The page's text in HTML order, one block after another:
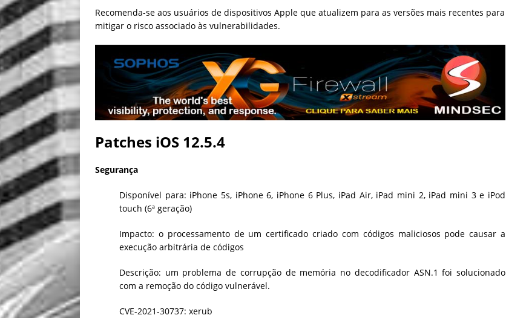
Recomenda-se aos usuários de dispositivos Apple que atualizem para as versões mais recentes para
mitigar o risco associado às vulnerabilidades.
Patches iOS 12.5.4
Segurança
Disponível para: iPhone 5s, iPhone 6, iPhone 6 Plus, iPad Air, iPad mini 2, iPad mini 3 e iPod
touch (6ª geração)
Impacto: o processamento de um certificado criado com códigos maliciosos pode causar a
execução arbitrária de códigos
Descrição: um problema de corrupção de memória no decodificador ASN.1 foi solucionado
com a remoção do código vulnerável.
CVE-2021-30737: xerub